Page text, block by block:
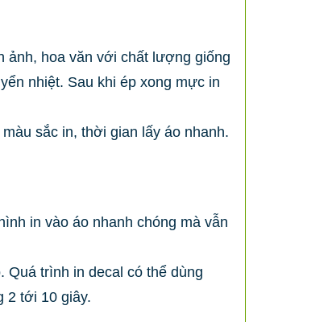
ảnh, hoa văn với chất lượng giống
nhiệt. Sau khi ép xong mực in
sắc in, thời gian lấy áo nhanh.
in vào áo nhanh chóng mà vẫn
Quá trình in decal có thể dùng
2 tới 10 giây.